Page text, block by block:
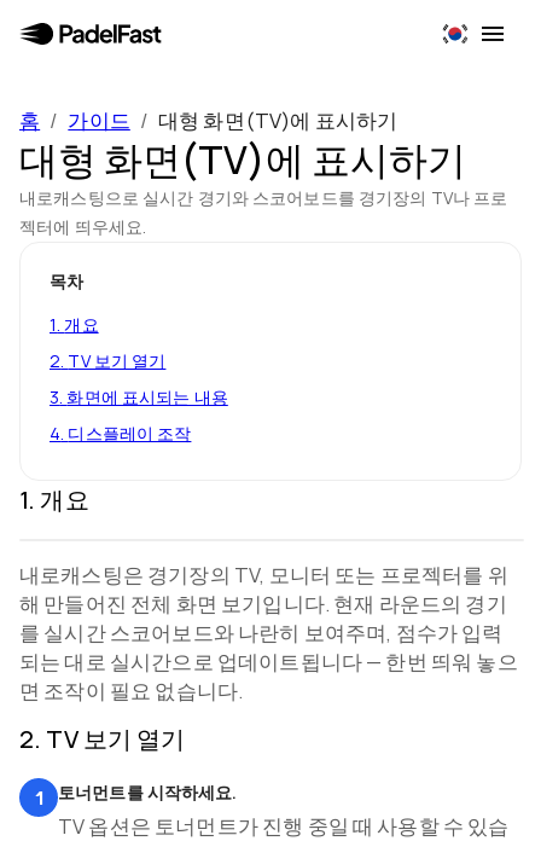
홈 / 가이드 / 대형 화면(TV)에 표시하기
대형 화면(TV)에 표시하기
내로캐스팅으로 실시간 경기와 스코어보드를 경기장의 TV나 프로
젝터에 띄우세요.
목차
1.개요
2. TV 보기 열기
3.화면에 표시되는 내용
4. 디스플레이 조작
1. 개요
내로캐스팅은 경기장의 TV, 모니터 또는 프로젝터를 위
해 만들어진 전체 화면 보기입니다. 현재 라운드의 경기
를 실시간 스코어보드와 나란히 보여주며, 점수가 입력
되는 대로 실시간으로 업데이트됩니다 — 한번 띄워 놓으
면 조작이 필요 없습니다.
2. TV 보기 열기
1 토너먼트를 시작하세요.
TV 옵션은 토너먼트가 진행 중일 때 사용할 수 있습